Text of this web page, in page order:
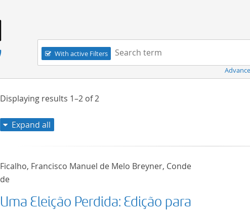
Navigation
With active Filters
Search term:
Displaying results 1–2of2
Expand all
Ficalho, Francisco Manuel de Melo Breyner, Conde
de
Uma Eleição Perdida: Edição para